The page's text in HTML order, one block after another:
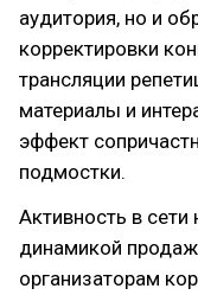
аудитория, но и
корректировки
трансляции
материалы и
эффект
подмостки.
Активность в
динамикой
организаторам